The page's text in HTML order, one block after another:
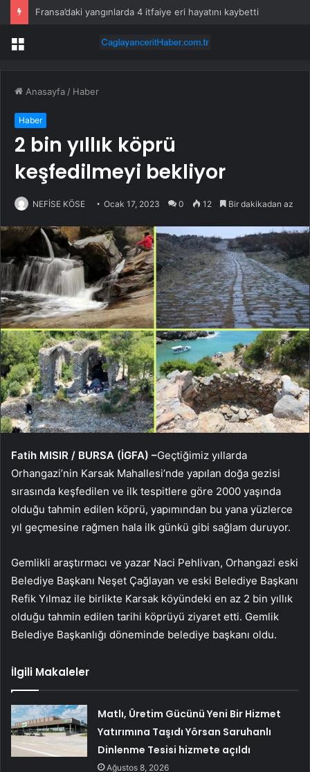
Fransa’daki yangınlarda 4 itfaiye eri hayatını kaybetti
Menü
Anasayfa / Haber
Haber
2 bin yıllık köprü
keşfedilmeyi bekliyor
NEFİSE KÖSE Ocak 17, 2023 0 12 Bir dakikadan az
Fatih MISIR / BURSA (İGFA) –Geçtiğimiz yıllarda
Orhangazi’nin Karsak Mahallesi’nde yapılan doğa gezisi
sırasında keşfedilen ve ilk tespitlere göre 2000 yaşında
olduğu tahmin edilen köprü, yapımından bu yana yüzlerce
yıl geçmesine rağmen hala ilk günkü gibi sağlam duruyor.
Gemlikli araştırmacı ve yazar Naci Pehlivan, Orhangazi eski
Belediye Başkanı Neşet Çağlayan ve eski Belediye Başkanı
Refik Yılmaz ile birlikte Karsak köyündeki en az 2 bin yıllık
olduğu tahmin edilen tarihi köprüyü ziyaret etti. Gemlik
Belediye Başkanlığı döneminde belediye başkanı oldu.
İlgili Makaleler
Matlı, Üretim Gücünü Yeni Bir Hizmet
Yatırımına Taşıdı Yörsan Saruhanlı
Dinlenme Tesisi hizmete açıldı
Ağustos 8, 2026